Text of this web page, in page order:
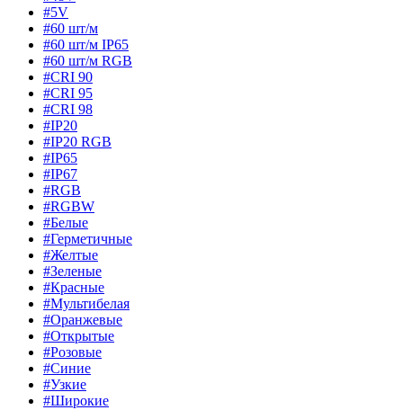
#5V
#60 шт/м
#60 шт/м IP65
#60 шт/м RGB
#CRI 90
#CRI 95
#CRI 98
#IP20
#IP20 RGB
#IP65
#IP67
#RGB
#RGBW
#Белые
#Герметичные
#Желтые
#Зеленые
#Красные
#Мультибелая
#Оранжевые
#Открытые
#Розовые
#Синие
#Узкие
#Широкие